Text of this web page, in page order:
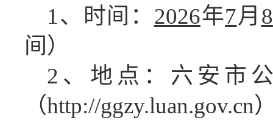
1、时间： 2026年7月 8
间）
2、地点：六安市
（http://ggzy.luan.gov.cn